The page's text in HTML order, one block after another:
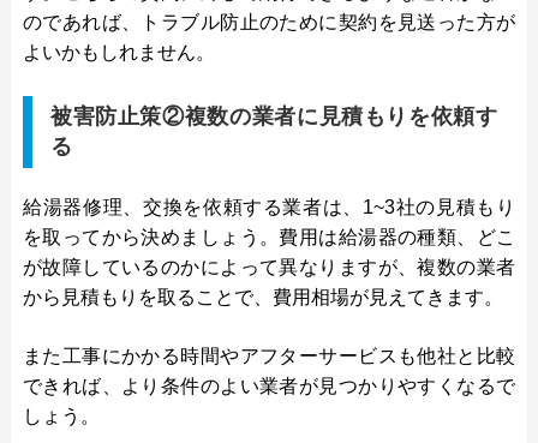
のであれば、トラブル防止のために契約を見送った方が
よいかもしれません。
被害防止策②複数の業者に見積もりを依頼す
る
給湯器修理、交換を依頼する業者は、1~3社の見積もり
を取ってから決めましょう。費用は給湯器の種類、どこ
が故障しているのかによって異なりますが、複数の業者
から見積もりを取ることで、費用相場が見えてきます。
また工事にかかる時間やアフターサービスも他社と比較
できれば、より条件のよい業者が見つかりやすくなるで
しょう。